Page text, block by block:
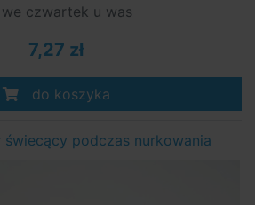
we czwartek u was
7,27 zł
do koszyka
podczas nurkowania